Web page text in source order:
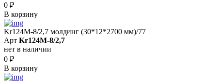
0 ₽
В корзину
Kr124M-8/2,7 молдинг (30*12*2700 мм)/77
Арт Kr124M-8/2,7
нет в наличии
0 ₽
В корзину